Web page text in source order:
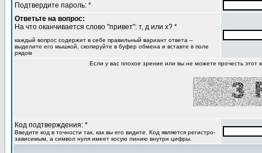
Подтвердите пароль: *
Ответьте на вопрос:
На что оканчивается слово "привет": т, д или х? *
каждый вопрос содержит в себе правильный вариант ответа –
выделите его мышкой, скопируйте в буфер обмена и вставте в поле
рядом
Если у вас плохое зрение или вы не можете прочесть этот
Код подтверждения: *
Введите код в точности так, как вы его видите. Код является регистро-
зависимым, а символ нуля имеет косую линию внутри цифры.